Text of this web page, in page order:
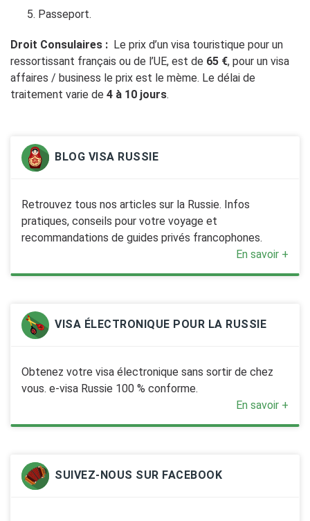
Passeport.
Droit Consulaires : Le prix d’un visa touristique pour un
ressortissant français ou de l’UE, est de 65 €, pour un visa
affaires / business le prix est le mème. Le délai de
traitement varie de 4 à 10 jours.
BLOG VISA RUSSIE
Retrouvez tous nos articles sur la Russie. Infos
pratiques, conseils pour votre voyage et
recommandations de guides privés francophones.
En savoir +
VISA ÉLECTRONIQUE POUR LA RUSSIE
Obtenez votre visa électronique sans sortir de chez
vous. e-visa Russie 100 % conforme.
En savoir +
SUIVEZ-NOUS SUR FACEBOOK